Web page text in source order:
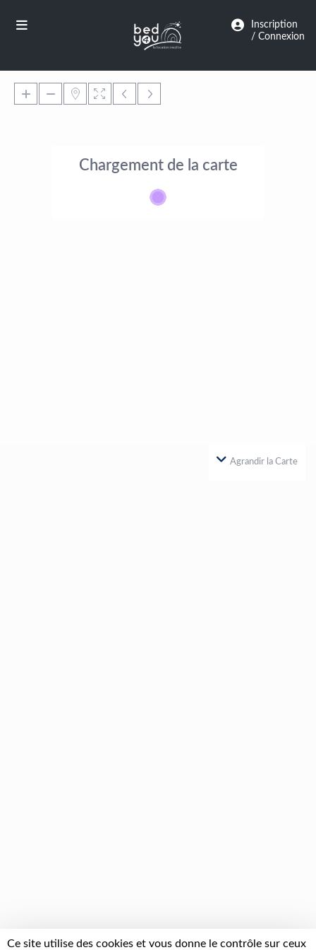
Inscription
/ Connexion
Chargement de la carte
Agrandir la Carte
Ce site utilise des cookies et vous donne le contrôle sur ceux